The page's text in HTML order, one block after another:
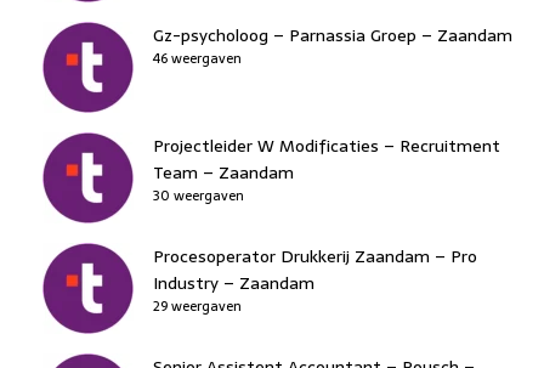
Gz-psycholoog – Parnassia Groep – Zaandam
46 weergaven
Projectleider W Modificaties – Recruitment
Team – Zaandam
30 weergaven
Procesoperator Drukkerij Zaandam – Pro
Industry – Zaandam
29 weergaven